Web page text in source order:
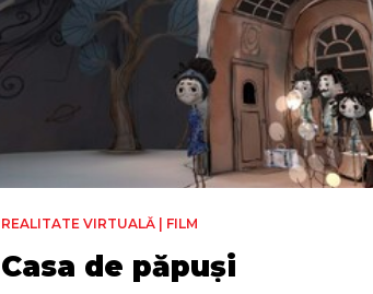
REALITATE VIRTUALĂ | FILM
Casa de păpuși